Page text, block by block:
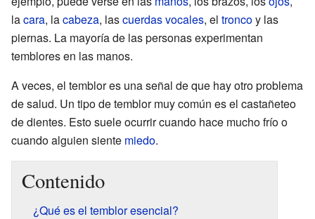
lacara, lacabeza, lascuerdas vocales, el troncoy las
piernas. La mayoría de las personas experimentan
temblores en las manos.
A veces, el temblor es una señal de que hay otro problema
de salud. Un tipo de temblor muy común es el castañeteo
de dientes. Esto suele ocurrir cuando hace mucho frío o
cuando alguien siente miedo.
Contenido
¿Qué es el temblor esencial?